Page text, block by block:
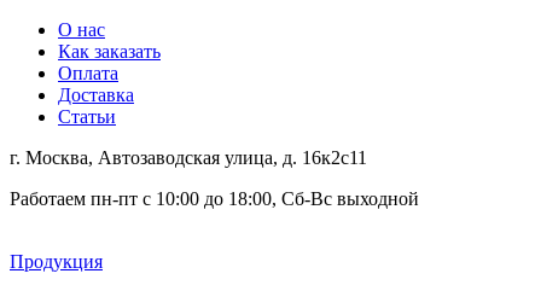
О нас
Как заказать
Оплата
Доставка
Статьи
г. Москва, Автозаводская улица, д. 16к2с11
Работаем пн-пт с 10:00 до 18:00, Сб-Вс выходной
Продукция